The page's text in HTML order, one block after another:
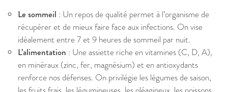
Le sommeil : Un repos de qualité permet à l’organisme de
récupérer et de mieux faire face aux infections. On vise
idéalement entre 7 et 9 heures de sommeil par nuit.
L’alimentation : Une assiette riche en vitamines (C, D, A),
en minéraux (zinc, fer, magnésium) et en antioxydants
renforce nos défenses. On privilégie les légumes de saison,